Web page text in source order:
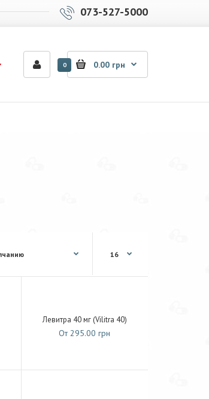
073-527-5000
0 0.00 грн
Левитра 40 мг (Vilitra 40)
От 295.00 грн